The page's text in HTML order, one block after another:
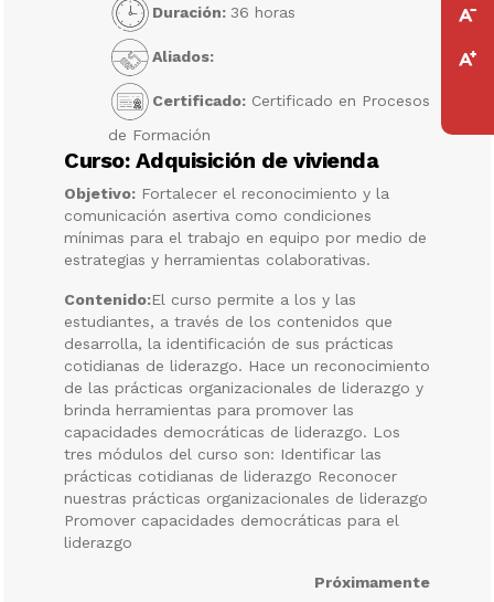
Duración: 36 horas
Aliados:
Certificado: Certificado en Procesos
de Formación
Curso: Adquisición de vivienda
Objetivo: Fortalecer el reconocimiento y la
comunicación asertiva como condiciones
mínimas para el trabajo en equipo por medio de
estrategias y herramientas colaborativas.
Contenido:El curso permite a los y las
estudiantes, a través de los contenidos que
desarrolla, la identificación de sus prácticas
cotidianas de liderazgo. Hace un reconocimiento
de las prácticas organizacionales de liderazgo y
brinda herramientas para promover las
capacidades democráticas de liderazgo. Los
tres módulos del curso son: Identificar las
prácticas cotidianas de liderazgo Reconocer
nuestras prácticas organizacionales de liderazgo
Promover capacidades democráticas para el
liderazgo
Próximamente